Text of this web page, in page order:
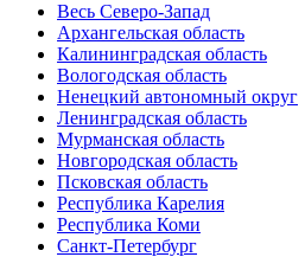
Весь Северо-Запад
Архангельская область
Калининградская область
Вологодская область
Ненецкий автономный округ
Ленинградская область
Мурманская область
Новгородская область
Псковская область
Республика Карелия
Республика Коми
Санкт-Петербург